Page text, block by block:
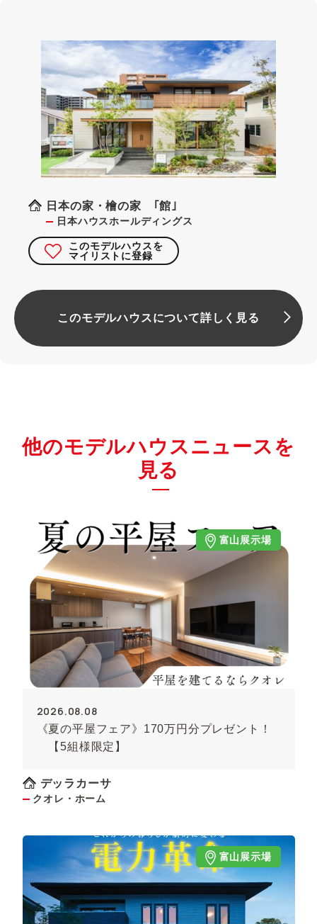
日本の家・檜の家 ｢館｣
日本ハウスホールディングス
このモデルハウスを
マイリストに登録
このモデルハウスについて詳しく見る
他のモデルハウスニュースを
見る
富山展示場
2026.08.08
《夏の平屋フェア》170万円分プレゼント！
【5組様限定】
デッラカーサ
クオレ・ホーム
富山展示場